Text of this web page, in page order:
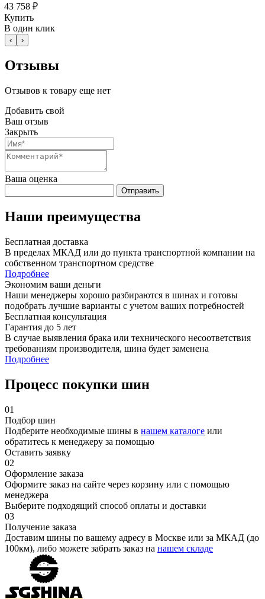
43 758 ₽
Купить
В один клик
‹ ›
Отзывы
Отзывов к товару еще нет
Добавить свой
Ваш отзыв
Закрыть
Ваша оценка
Отправить
Наши преимущества
Бесплатная доставка
В пределах МКАД или до пункта транспортной компании на
собственном транспортном средстве
Подробнее
Экономим ваши деньги
Наши менеджеры хорошо разбираются в шинах и готовы
подобрать лучшие варианты с учетом ваших потребностей
Бесплатная консультация
Гарантия до 5 лет
В случае выявления брака или технического несоответствия
требованиям производителя, шина будет заменена
Подробнее
Процесс покупки шин
01
Подбор шин
Подберите необходимые шины в нашем каталоге или
обратитесь к менеджеру за помощью
Оставить заявку
02
Оформление заказа
Оформите заказ на сайте через корзину или с помощью
менеджера
Выберите подходящий способ оплаты и доставки
03
Получение заказа
Доставим шины по вашему адресу в Москве или за МКАД (до
100км), либо можете забрать заказ на нашем складе